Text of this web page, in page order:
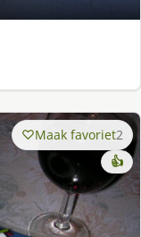
Maak favoriet2
👍